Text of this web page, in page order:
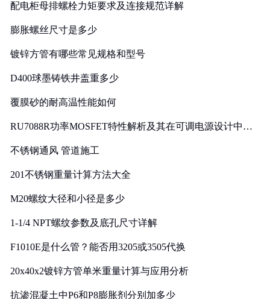
配电柜母排螺栓力矩要求及连接规范详解
膨胀螺丝尺寸是多少
镀锌方管有哪些常见规格和型号
D400球墨铸铁井盖重多少
覆膜砂的耐高温性能如何
RU7088R功率MOSFET特性解析及其在可调电源设计中的
不锈钢通风 管道施工
201不锈钢重量计算方法大全
M20螺纹大径和小径是多少
1-1/4 NPT螺纹参数及底孔尺寸详解
F1010E是什么管？能否用3205或3505代换
20x40x2镀锌方管单米重量计算与应用分析
抗渗混凝土中P6和P8膨胀剂分别加多少